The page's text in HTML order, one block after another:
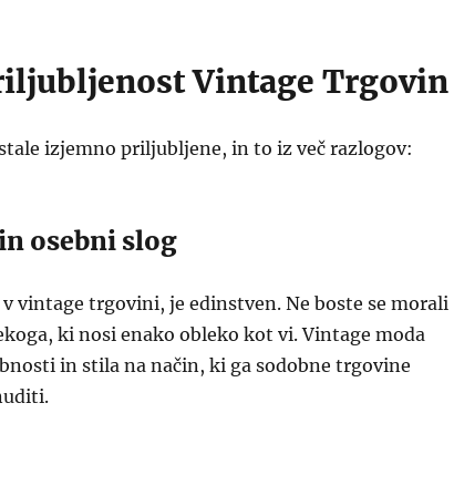
Vintage Trgovin
izjemno priljubljene, in to iz več razlogov:
osebni slog
vintage trgovini, je edinstven. Ne boste se morali
ki nosi enako obleko kot vi. Vintage moda
in stila na način, ki ga sodobne trgovine